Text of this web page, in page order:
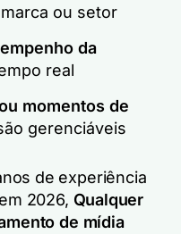
ou setor
da
real
momentos de
gerenciáveis
de experiência
2026, Qualquer
de mídia